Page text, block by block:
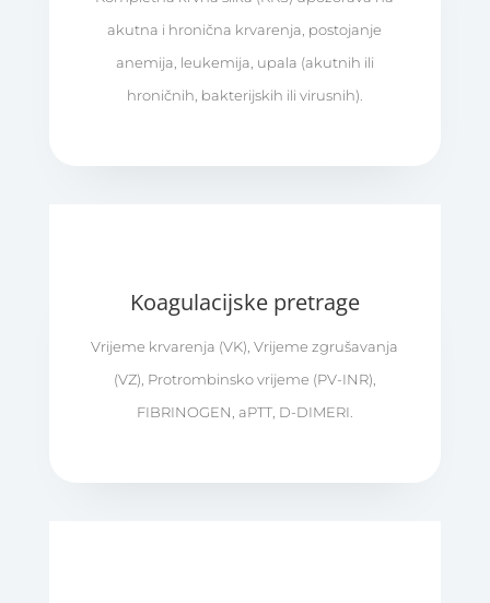
akutna i hronična krvarenja, postojanje
anemija, leukemija, upala (akutnih ili
hroničnih, bakterijskih ili virusnih).
Koagulacijske pretrage
Vrijeme krvarenja (VK), Vrijeme zgrušavanja
(VZ), Protrombinsko vrijeme (PV-INR),
FIBRINOGEN, aPTT, D-DIMERI.